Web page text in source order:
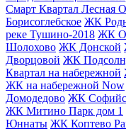
Смарт Квартал Лесная
Борисоглебское ЖК
реке Тушино-2018 ЖК
Шолохово ЖК Донской
Дворцовой ЖК
Квартал на набережной
ЖК на набережной Now
Домодедово ЖК
ЖК Митино Парк дом 1
Юннаты ЖК Коптево